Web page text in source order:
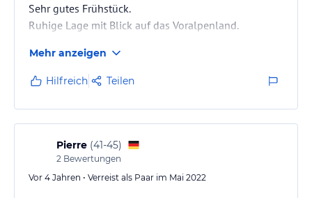
Sehr gutes Frühstück.
Ruhige Lage mit Blick auf das Voralpenland.
Mehr anzeigen
Hilfreich Teilen
Pierre (41-45)
2 Bewertungen
Vor 4 Jahren • Verreist als Paar im Mai 2022